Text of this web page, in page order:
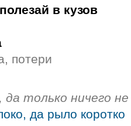
в кузов
потери
да только ничего
да рыло коротко